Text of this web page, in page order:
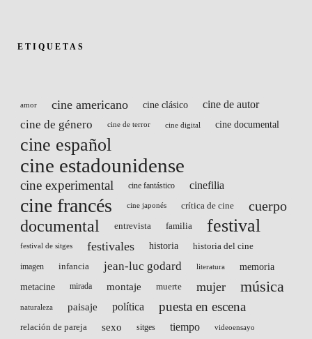
ETIQUETAS
amor cine americano cine clásico cine de autor
cine de género cine de terror cine digital cine documental
cine español
cine estadounidense
cine experimental cine fantástico cinefilia
cine francés cine japonés crítica de cine cuerpo
documental entrevista familia festival
festival de sitges festivales historia historia del cine
imagen infancia jean-luc godard literatura
memoria
metacine
mirada montaje muerte mujer música
naturaleza paisaje política puesta en escena
relación de pareja sexo sitges tiempo videoensayo